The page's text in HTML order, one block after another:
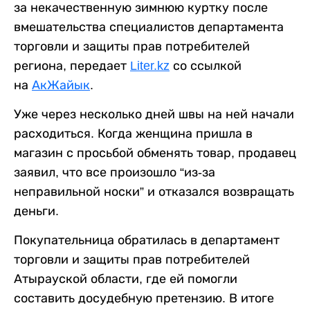
за некачественную зимнюю куртку после
вмешательства специалистов департамента
торговли и защиты прав потребителей
региона, передает Liter.kz со ссылкой
на АкЖайык.
Уже через несколько дней швы на ней начали
расходиться. Когда женщина пришла в
магазин с просьбой обменять товар, продавец
заявил, что все произошло “из-за
неправильной носки” и отказался возвращать
деньги.
Покупательница обратилась в департамент
торговли и защиты прав потребителей
Атырауской области, где ей помогли
составить досудебную претензию. В итоге